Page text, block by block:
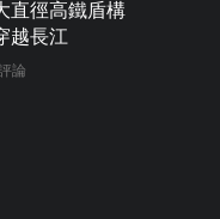
直徑高鐵盾構
越長江
論